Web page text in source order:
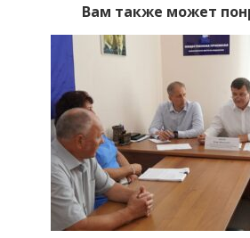
Вам также может